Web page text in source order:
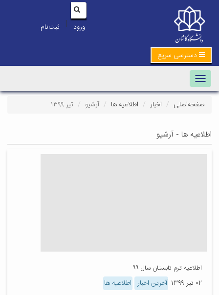
ورود | ثبت‌نام
دسترسی سریع
Toggle navigation
صفحه‌اصلی اخبار اطلاعیه ها آرشیو تیر ۱۳۹۹
اطلاعیه ها - آرشیو
اطلاعیه ترم تابستان سال ۹۹
۰۲ تیر ۱۳۹۹ آخرین اخبار اطلاعیه ها